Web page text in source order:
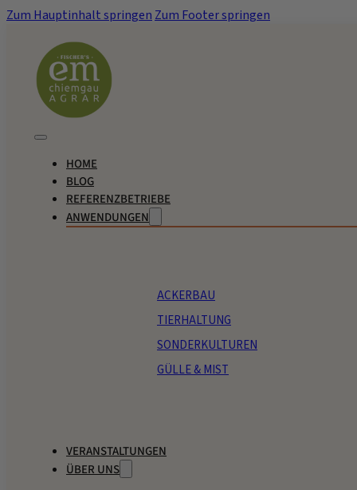
Zum Hauptinhalt springen Zum Footer springen
HOME
BLOG
REFERENZBETRIEBE
ANWENDUNGEN
ACKERBAU
TIERHALTUNG
SONDERKULTUREN
GÜLLE & MIST
VERANSTALTUNGEN
ÜBER UNS